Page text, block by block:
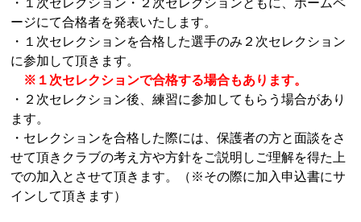
ージにて合格者を発表いたします。
・１次セレクションを合格した選手のみ２次セレクション
に参加して頂きます。
※１次セレクションで合格する場合もあります。
・２次セレクション後、練習に参加してもらう場合があり
ます。
・セレクションを合格した際には、保護者の方と面談をさ
せて頂きクラブの考え方や方針をご説明しご理解を得た上
での加入とさせて頂きます。（※その際に加入申込書にサ
インして頂きます）